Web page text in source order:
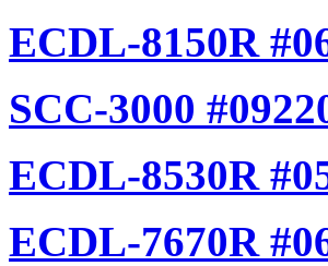
ECDL-8150R
SCC-3000
ECDL-8530R
ECDL-7670R